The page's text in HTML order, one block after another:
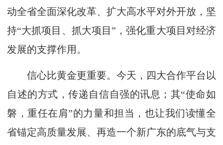
动全省全面深化改革、扩大高水平对外开放，坚
持“大抓项目、抓大项目”，强化重大项目对经济
发展的支撑作用。
信心比黄金更重要。今天，四大合作平台以
自述的方式，传递自信自强的讯息；其“使命如
磐，重任在肩”的力量和担当，也让我们读懂全
省锚定高质量发展、再造一个新广东的底气与支